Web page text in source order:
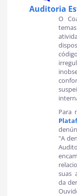
Auditoria
O
Para
"A
suas
da